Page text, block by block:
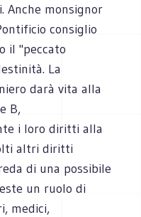
Anche monsignor
consiglio
il "peccato
La
darà vita alla
B,
i loro diritti alla
altri diritti
di una possibile
un ruolo di
medici,